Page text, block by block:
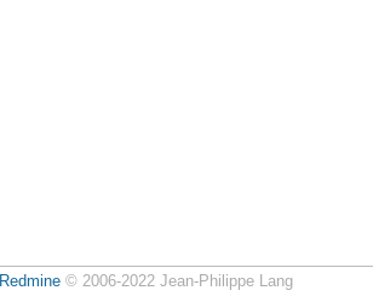
Redmine© 2006-2022 Jean-Philippe Lang